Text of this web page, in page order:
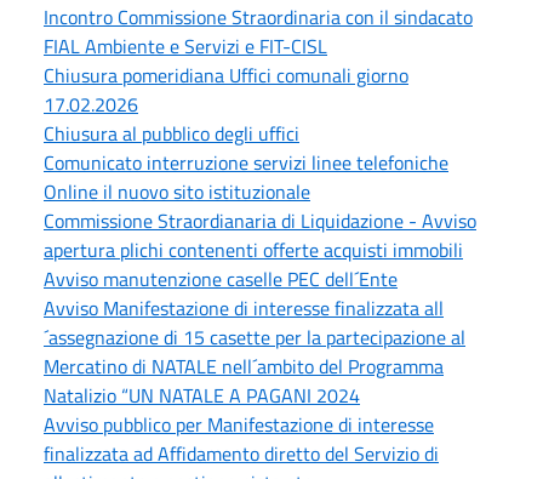
Incontro Commissione Straordinaria con il sindacato
FIAL Ambiente e Servizi e FIT-CISL
Chiusura pomeridiana Uffici comunali giorno
17.02.2026
Chiusura al pubblico degli uffici
Comunicato interruzione servizi linee telefoniche
Online il nuovo sito istituzionale
Commissione Straordianaria di Liquidazione - Avviso
apertura plichi contenenti offerte acquisti immobili
Avviso manutenzione caselle PEC dell´Ente
Avviso Manifestazione di interesse finalizzata all
´assegnazione di 15 casette per la partecipazione al
Mercatino di NATALE nell´ambito del Programma
Natalizio “UN NATALE A PAGANI 2024
Avviso pubblico per Manifestazione di interesse
finalizzata ad Affidamento diretto del Servizio di